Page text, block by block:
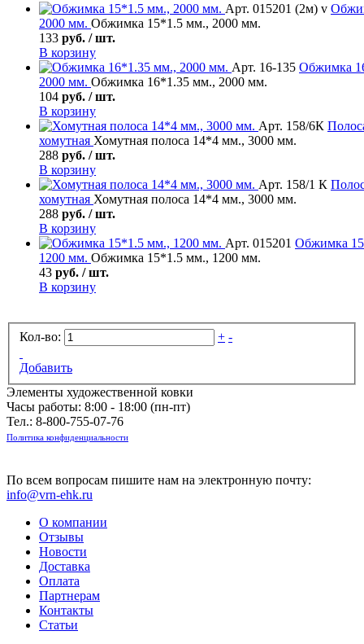
Арт. 015201 (2м) v
2000 мм. Обжимка 15*1.5 мм., 2000 мм.
133 руб. / шт.
В корзину
Арт. 16-135 Обжимка
2000 мм. Обжимка 16*1.35 мм., 2000 мм.
104 руб. / шт.
В корзину
Арт. 158/6К
хомутная Хомутная полоса 14*4 мм., 3000 мм.
288 руб. / шт.
В корзину
Арт. 158/1 К
хомутная Хомутная полоса 14*4 мм., 3000 мм.
288 руб. / шт.
В корзину
Арт. 015201 Обжимка
1200 мм. Обжимка 15*1.5 мм., 1200 мм.
43 руб. / шт.
В корзину
Кол-во: + -
Добавить
Элементы художественной ковки
Часы работы: 8:00 - 18:00 (пн-пт)
Тел.: 8-800-755-07-76
Политика конфиденциальности
По всем вопросам пишите нам на электронную почту:
info@vrn-ehk.ru
О компании
Отзывы
Новости
Доставка
Оплата
Партнерам
Контакты
Статьи